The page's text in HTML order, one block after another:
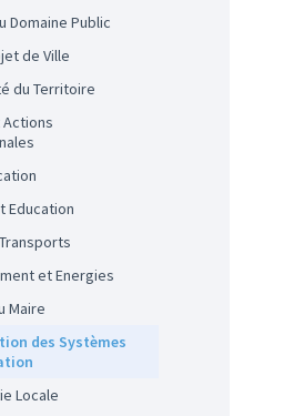
Domaine Public
de Ville
du Territoire
Education
et Energies
Maire
Locale